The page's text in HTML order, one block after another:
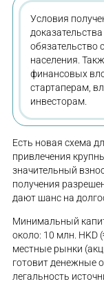
Условия
обязательство
населения.
финансовых
стартаперам,
инвесторам.
Есть новая схема
привлечения
значительный
получения
дают шанс на
Минимальный
около: 10 млн. HKD
местные рынки
готовит денежные
легальность